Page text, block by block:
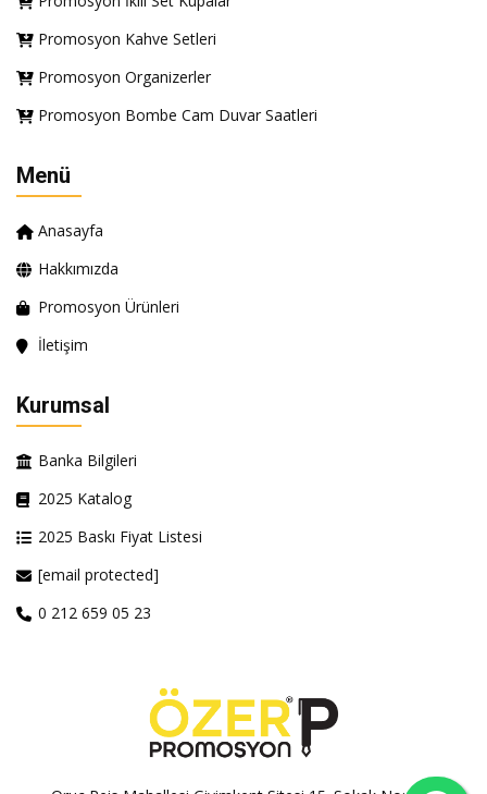
Promosyon Kahve Setleri
Promosyon Organizerler
Promosyon Bombe Cam Duvar Saatleri
Menü
Anasayfa
Hakkımızda
Promosyon Ürünleri
İletişim
Kurumsal
Banka Bilgileri
2025 Katalog
2025 Baskı Fiyat Listesi
[email protected]
0 212 659 05 23